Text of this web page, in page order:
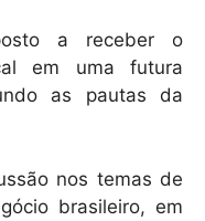
a receber o
em uma futura
as pautas da
nos temas de
brasileiro, em